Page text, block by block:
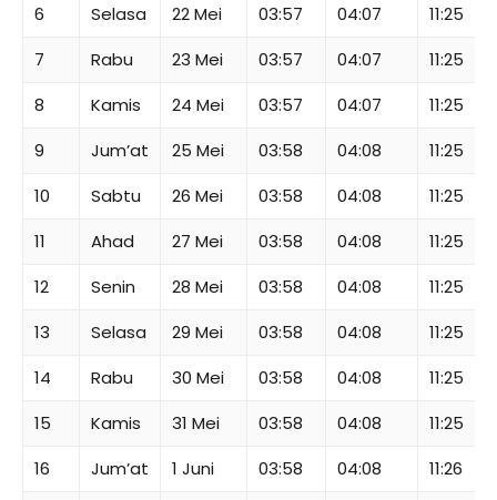
6
Selasa 22 Mei 03:57 04:07
11:25
7
Rabu 23 Mei 03:57 04:07
11:25
8
Kamis 24 Mei 03:57 04:07
11:25
9
Jum’at 25 Mei 03:58 04:08
11:25
10
Sabtu 26 Mei 03:58 04:08
11:25
11
Ahad 27 Mei 03:58 04:08
11:25
12
Senin 28 Mei 03:58 04:08
11:25
13
Selasa 29 Mei 03:58 04:08
11:25
14
Rabu 30 Mei 03:58 04:08
11:25
15
Kamis 31 Mei 03:58 04:08
11:25
16
Jum’at 1 Juni 03:58 04:08
11:26